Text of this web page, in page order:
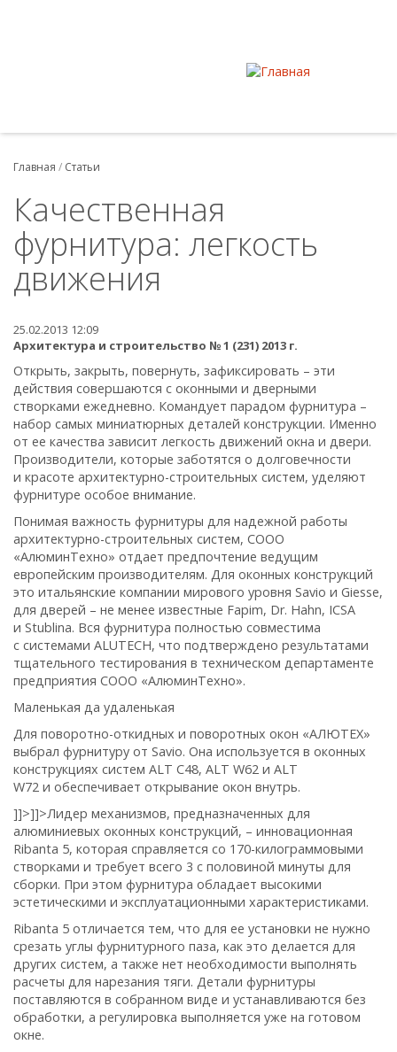
Главная / Статьи
Качественная
фурнитура: легкость
движения
25.02.2013 12:09
Архитектура и строительство № 1 (231) 2013 г.
Открыть, закрыть, повернуть, зафиксировать – эти
действия совершаются с оконными и дверными
створками ежедневно. Командует парадом фурнитура –
набор самых миниатюрных деталей конструкции. Именно
от ее качества зависит легкость движений окна и двери.
Производители, которые заботятся о долговечности
и красоте архитектурно-строительных систем, уделяют
фурнитуре особое внимание.
Понимая важность фурнитуры для надежной работы
архитектурно-строительных систем, СООО
«АлюминТехно» отдает предпочтение ведущим
европейским производителям. Для оконных конструкций
это итальянские компании мирового уровня Savio и Giesse,
для дверей – не менее известные Fapim, Dr. Hahn, ICSA
и Stublinа. Вся фурнитура полностью совместима
с системами ALUTECH, что подтверждено результатами
тщательного тестирования в техническом департаменте
предприятия СООО «АлюминТехно».
Маленькая да удаленькая
Для поворотно-откидных и поворотных окон «АЛЮТЕХ»
выбрал фурнитуру от Savio. Она используется в оконных
конструкциях систем ALT C48, ALT W62 и ALT
W72 и обеспечивает открывание окон внутрь.
]]>]]>Лидер механизмов, предназначенных для
алюминиевых оконных конструкций, – инновационная
Ribanta 5, которая справляется со 170-килограммовыми
створками и требует всего 3 с половиной минуты для
сборки. При этом фурнитура обладает высокими
эстетическими и эксплуатационными характеристиками.
Ribanta 5 отличается тем, что для ее установки не нужно
срезать углы фурнитурного паза, как это делается для
других систем, а также нет необходимости выполнять
расчеты для нарезания тяги. Детали фурнитуры
поставляются в собранном виде и устанавливаются без
обработки, а регулировка выполняется уже на готовом
окне.